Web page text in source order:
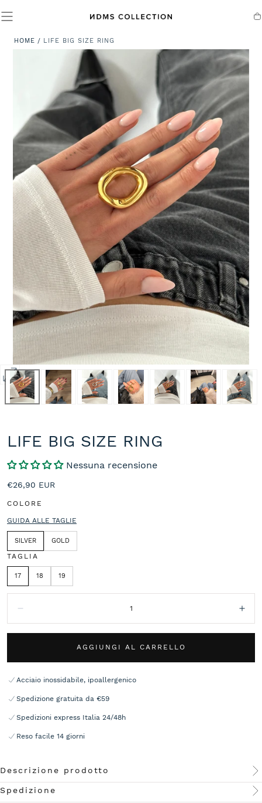
CONTENUTO
Apri
media
0
modale
HOME / LIFE BIG SIZE RING
LIFE BIG SIZE RING
Nessuna recensione
Prezzo
€26,90 EUR
COLORE
GUIDA ALLE TAGLIE
SILVER GOLD
TAGLIA
17 18 19
AGGIUNGI AL CARRELLO
Acciaio inossidabile, ipoallergenico
Spedizione gratuita da €59
Spedizioni express Italia 24/48h
Reso facile 14 giorni
Descrizione prodotto
Spedizione